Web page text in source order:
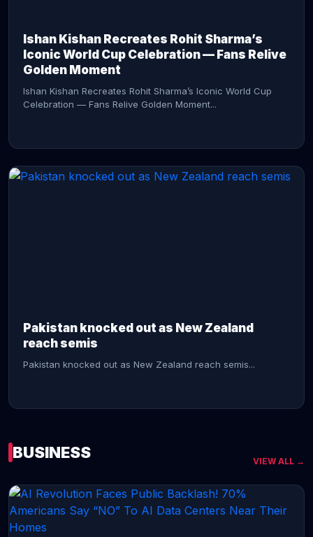
Ishan Kishan Recreates Rohit Sharma’s
Iconic World Cup Celebration — Fans Relive
Golden Moment
Ishan Kishan Recreates Rohit Sharma’s Iconic World Cup
Celebration — Fans Relive Golden Moment...
Pakistan knocked out as New Zealand
reach semis
Pakistan knocked out as New Zealand reach semis...
CONTINUE READING →
BUSINESS VIEW ALL →